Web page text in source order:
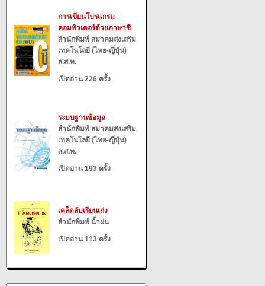
การเขียนโปรแกรม
คอมพิวเตอร์ด้วยภาษาซี
สำนักพิมพ์ สมาคมส่งเสริม
เทคโนโลยี (ไทย-ญี่ปุ่น)
ส.ส.ท.
เปิดอ่าน 226 ครั้ง
ระบบฐานข้อมูล
สำนักพิมพ์ สมาคมส่งเสริม
เทคโนโลยี (ไทย-ญี่ปุ่น)
ส.ส.ท.
เปิดอ่าน 193 ครั้ง
เคล็ดลับเรียนเก่ง
สำนักพิมพ์ น้ำฝน
เปิดอ่าน 113 ครั้ง